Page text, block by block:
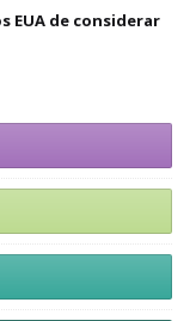
EUA de considerar